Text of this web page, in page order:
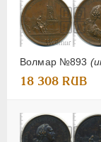
Волмар №893
18 308 RUB